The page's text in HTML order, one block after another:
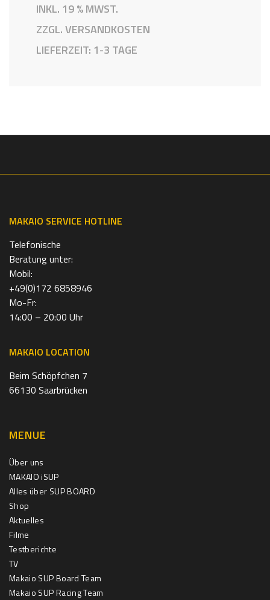
INKL. 19 % MWST.
ZZGL.VERSANDKOSTEN
LIEFERZEIT: 1-3 TAGE
MAKAIO SERVICE HOTLINE
Telefonische
Beratung unter:
Mobil:
+49(0)172 6858946
Mo-Fr:
14:00 – 20:00 Uhr
MAKAIO LOCATION
Beim Schöpfchen 7
66130 Saarbrücken
MENUE
Über uns
MAKAIO iSUP
Alles über SUP BOARD
Shop
Aktuelles
Filme
Testberichte
TV
Makaio SUP Board Team
Makaio SUP Racing Team